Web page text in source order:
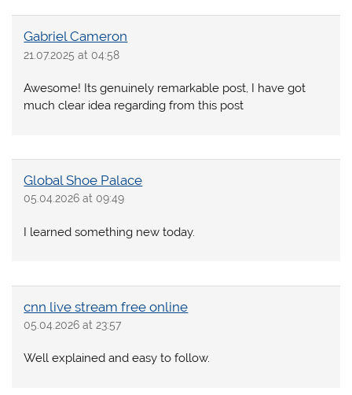
Gabriel Cameron
21.07.2025 at 04:58
Awesome! Its genuinely remarkable post, I have got
much clear idea regarding from this post
Global Shoe Palace
05.04.2026 at 09:49
I learned something new today.
cnn live stream free online
05.04.2026 at 23:57
Well explained and easy to follow.